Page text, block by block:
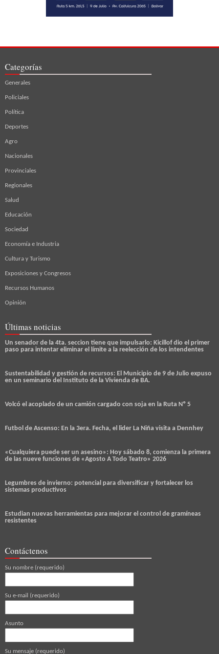
Categorías
Generales
Policiales
Política
Deportes
Agro
Nacionales
Provinciales
Regionales
Salud
Educación
Sociedad
Economía e Industria
Cultura y Turismo
Exposiciones y Congresos
Recursos Humanos
Opinión
Últimas noticias
Un senador de la 4ta. seccion tiene que impulsarlo: Kicillof dio el primer
paso para intentar eliminar el límite a la reelección de los intendentes
Sustentabilidad y gestión de recursos: El Municipio de 9 de Julio expuso
en un seminario del Instituto de la Vivienda de BA.
Volcó el acoplado de un camión cargado con soja en la Ruta Nº 5
Futbol de Ascenso: En la 3era. Fecha, el lider La Niña visita a Dennhey
«Cualquiera puede ser un asesino»: Hoy sábado 8, comienza la primera
de las nueve funciones de «Agosto A Todo Teatro» 2026
Legumbres de invierno: potencial para diversificar y fortalecer los
sistemas productivos
Estudian nuevas herramientas para mejorar el control de gramíneas
resistentes
Contáctenos
Su nombre (requerido)
Su e-mail (requerido)
Asunto
Su mensaje (requerido)